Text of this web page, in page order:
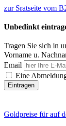
zur Sratseite vom
Unbedinkt
Tragen Sie sich in
Vorname u.
Email
Eine
Goldpreise für auf